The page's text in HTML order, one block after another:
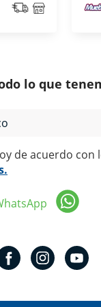
lo que
de acuerdo con